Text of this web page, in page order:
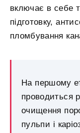
включає в себе
підготовку,
пломбування
На першому
проводиться
очищення
пульпи і